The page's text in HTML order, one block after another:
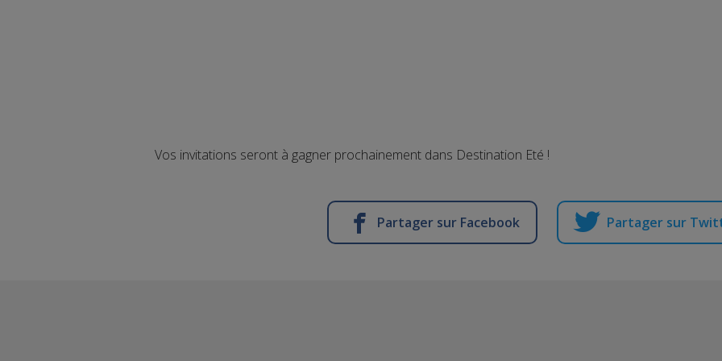
Vos invitations seront à gagner prochainement dans Destination Eté !
Partager sur Facebook Partager sur